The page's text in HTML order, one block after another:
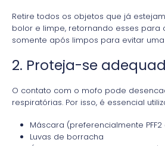
Retire todos os objetos que já
bolor e limpe, retornando esses para
somente após limpos para evitar
2. Proteja-se
O contato com o mofo pode
respiratórias. Por isso, é essencial
Máscara (preferencialmente PFF2
Luvas de borracha